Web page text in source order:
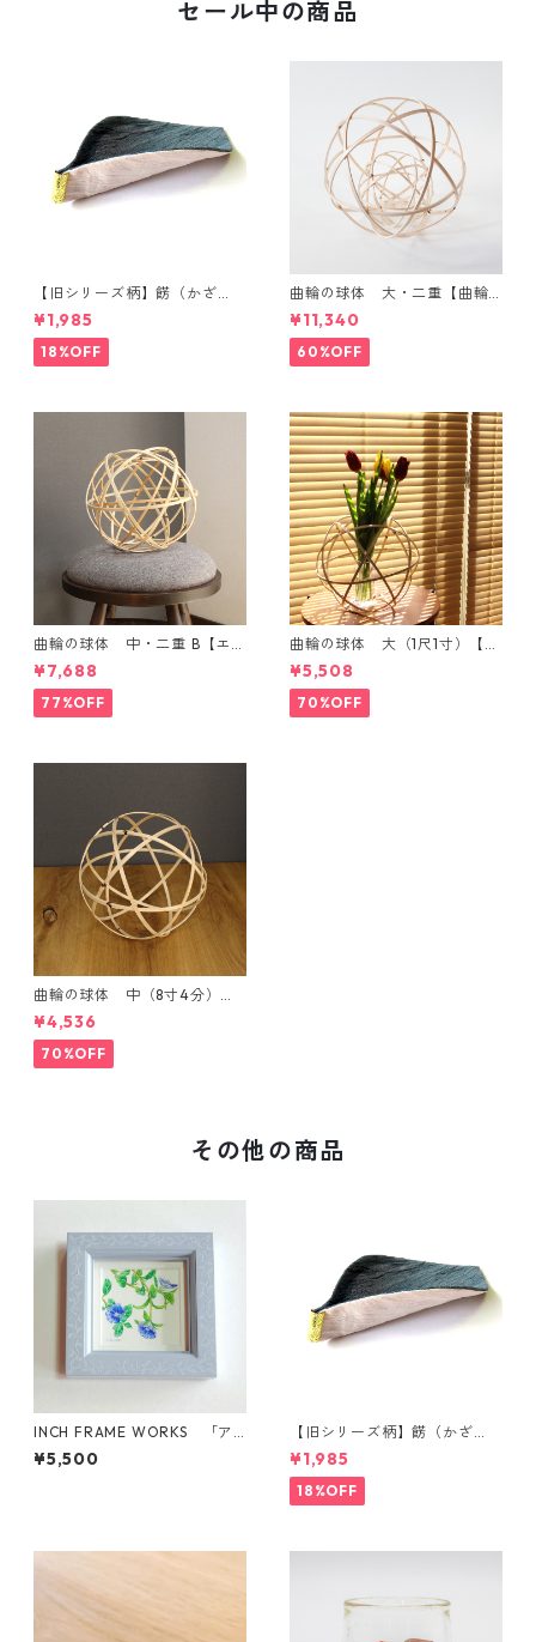
セール中の商品
【旧シリーズ柄】餝（かざ
り）金具付き 小千谷縮コース
ター（単品）
¥1,985
18%OFF
曲輪の球体 大・二重【曲輪
の弁当箱 発売記念・限定特別
価格】
¥11,340
60%OFF
曲輪の球体 中・二重 B【エン
ブレムオブジェ発売記念・限
定特別価格】
¥7,688
77%OFF
曲輪の球体 大（1尺1寸）【エ
ンブレムオブジェ発売記念・
限定特別価格】
¥5,508
70%OFF
曲輪の球体 中（8寸4分）
【エンブレムオブジェ発売記
念・限定特別価格】
¥4,536
70%OFF
その他の商品
INCH FRAME WORKS 「ア
メリカン ブルー」hand writin
g frame【現品限り】
¥5,500
【旧シリーズ柄】餝（かざ
り）金具付き 小千谷縮コース
ター（単品）
¥1,985
18%OFF